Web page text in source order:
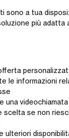
sono a tua
più adatta
le informazioni
una
scelta se non
ulteriori